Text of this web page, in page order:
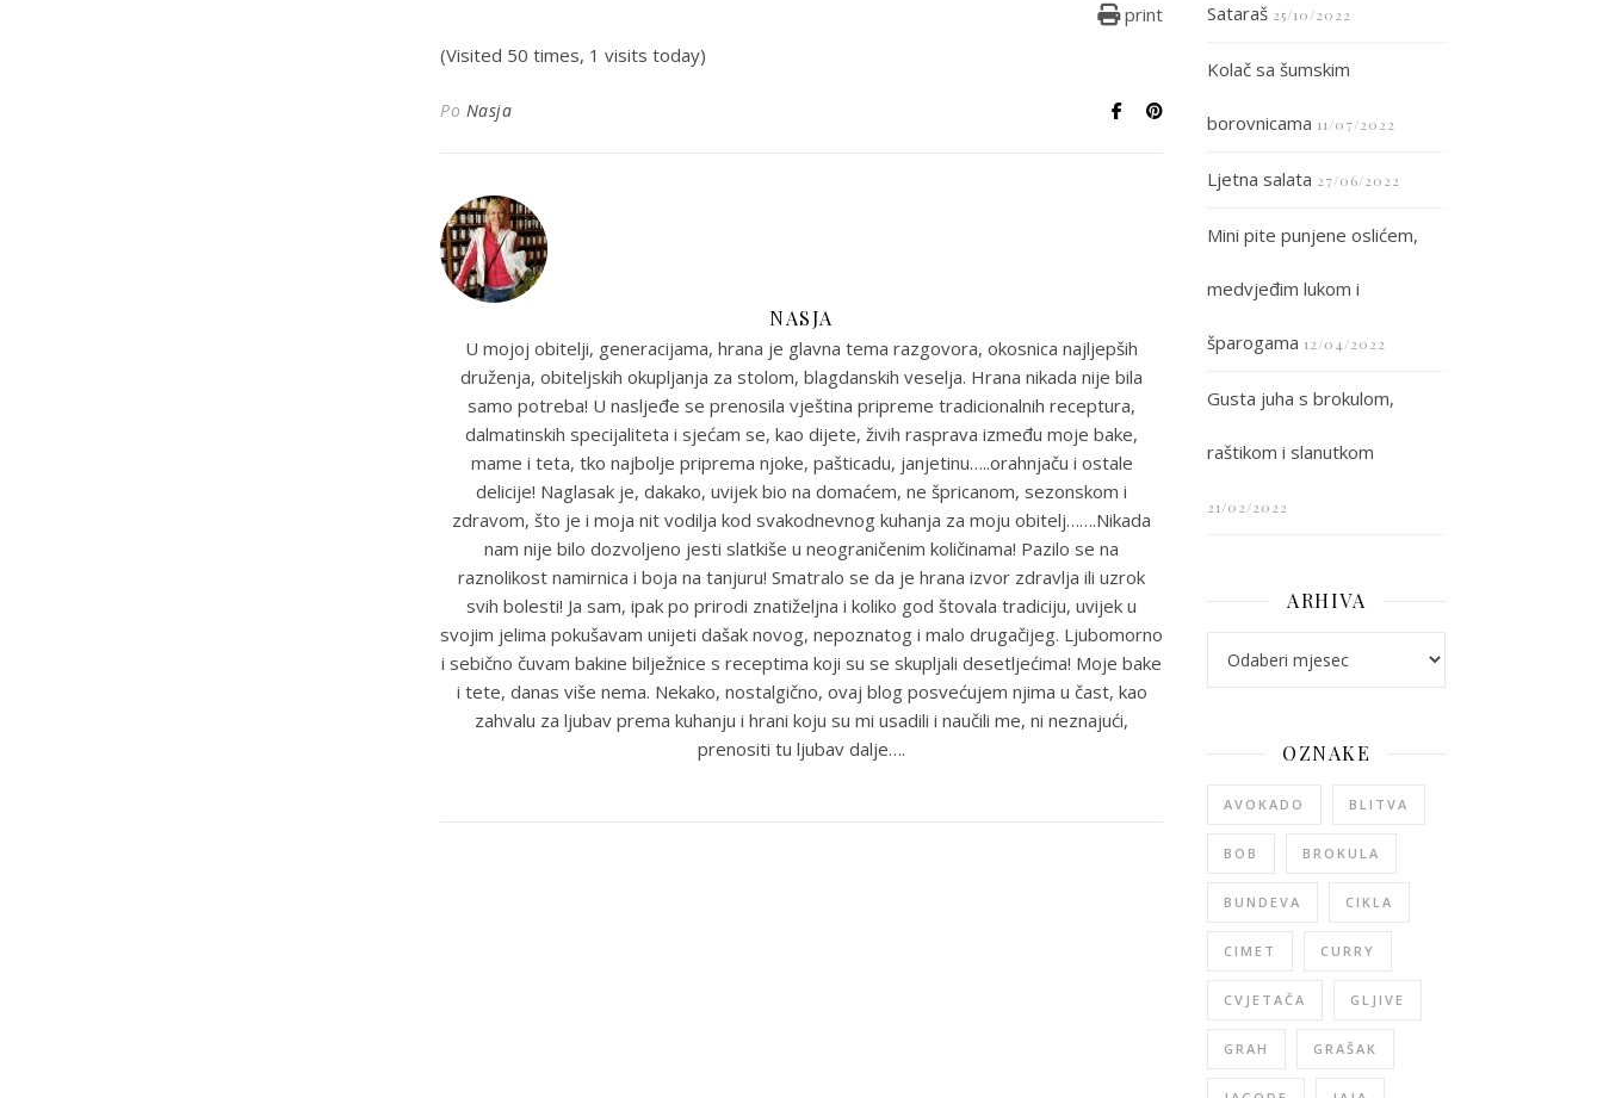
print
(Visited 50 times, 1 visits today)
Po Nasja
NASJA
U mojoj obitelji, generacijama, hrana je glavna tema razgovora, okosnica najljepših
druženja, obiteljskih okupljanja za stolom, blagdanskih veselja. Hrana nikada nije bila
samo potreba! U nasljeđe se prenosila vještina pripreme tradicionalnih receptura,
dalmatinskih specijaliteta i sjećam se, kao dijete, živih rasprava između moje bake,
mame i teta, tko najbolje priprema njoke, pašticadu, janjetinu…..orahnjaču i ostale
delicije! Naglasak je, dakako, uvijek bio na domaćem, ne špricanom, sezonskom i
zdravom, što je i moja nit vodilja kod svakodnevnog kuhanja za moju obitelj…….Nikada
nam nije bilo dozvoljeno jesti slatkiše u neograničenim količinama! Pazilo se na
raznolikost namirnica i boja na tanjuru! Smatralo se da je hrana izvor zdravlja ili uzrok
svih bolesti! Ja sam, ipak po prirodi znatiželjna i koliko god štovala tradiciju, uvijek u
svojim jelima pokušavam unijeti dašak novog, nepoznatog i malo drugačijeg. Ljubomorno
i sebično čuvam bakine bilježnice s receptima koji su se skupljali desetljećima! Moje bake
i tete, danas više nema. Nekako, nostalgično, ovaj blog posvećujem njima u čast, kao
zahvalu za ljubav prema kuhanju i hrani koju su mi usadili i naučili me, ni neznajući,
prenositi tu ljubav dalje….
Sataraš 25/10/2022
Kolač sa šumskim
borovnicama 11/07/2022
Ljetna salata 27/06/2022
Mini pite punjene oslićem,
medvjeđim lukom i
šparogama 12/04/2022
Gusta juha s brokulom,
raštikom i slanutkom
21/02/2022
ARHIVA
OZNAKE
AVOKADO BLITVA
BOB BROKULA
BUNDEVA CIKLA
CIMET CURRY
CVJETAČA GLJIVE
GRAH GRAŠAK